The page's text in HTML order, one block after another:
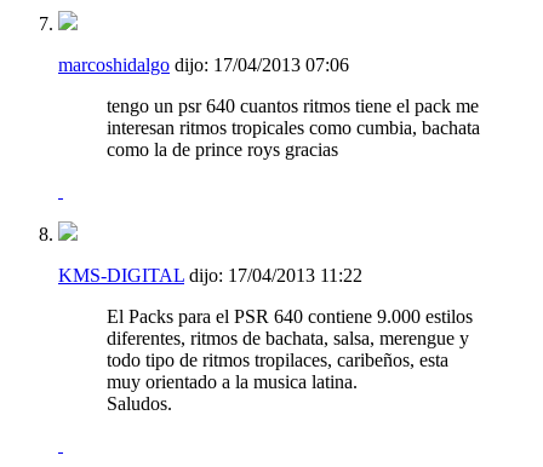
marcoshidalgo dijo: 17/04/2013 07:06
tengo un psr 640 cuantos ritmos tiene el pack me
interesan ritmos tropicales como cumbia, bachata
como la de prince roys gracias
KMS-DIGITAL dijo: 17/04/2013 11:22
El Packs para el PSR 640 contiene 9.000 estilos
diferentes, ritmos de bachata, salsa, merengue y
todo tipo de ritmos tropilaces, caribeños, esta
muy orientado a la musica latina.
Saludos.